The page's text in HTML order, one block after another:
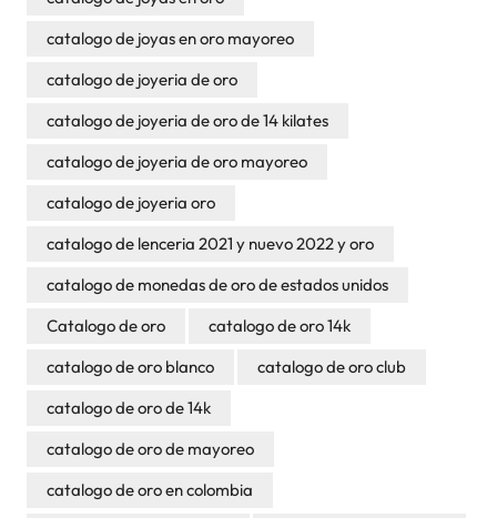
catalogo de joyas en oro mayoreo
catalogo de joyeria de oro
catalogo de joyeria de oro de 14 kilates
catalogo de joyeria de oro mayoreo
catalogo de joyeria oro
catalogo de lenceria 2021 y nuevo 2022 y oro
catalogo de monedas de oro de estados unidos
Catalogo de oro
catalogo de oro 14k
catalogo de oro blanco
catalogo de oro club
catalogo de oro de 14k
catalogo de oro de mayoreo
catalogo de oro en colombia